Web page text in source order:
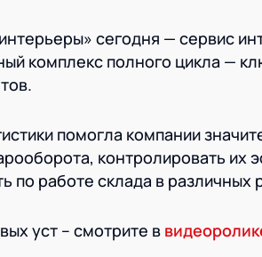
сегодня — сервис
комплекс полного цикла —
помогла компании
контролировать их
по работе склада в различных
уст – смотрите в